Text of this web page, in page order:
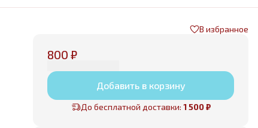
В избранное
800 ₽
Добавить в корзину
До бесплатной доставки: 1 500 ₽